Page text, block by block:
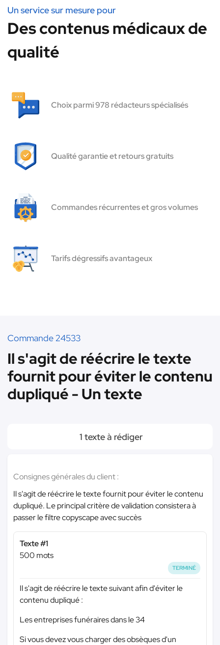
Un service sur mesure pour
Des contenus médicaux de
qualité
Choix parmi 978 rédacteurs spécialisés
Qualité garantie et retours gratuits
Commandes récurrentes et gros volumes
Tarifs dégressifs avantageux
Commande 24533
Il s'agit de réécrire le texte
fournit pour éviter le contenu
dupliqué - Un texte
1 texte à rédiger
Consignes générales du client :
Il s'agit de réécrire le texte fournit pour éviter le contenu
dupliqué. Le principal critère de validation consistera à
passer le filtre copyscape avec succès
Texte #1
500 mots
TERMINÉ
Il s'agit de réécrire le texte suivant afin d'éviter le
contenu dupliqué :
Les entreprises funéraires dans le 34
Si vous devez vous charger des obsèques d'un